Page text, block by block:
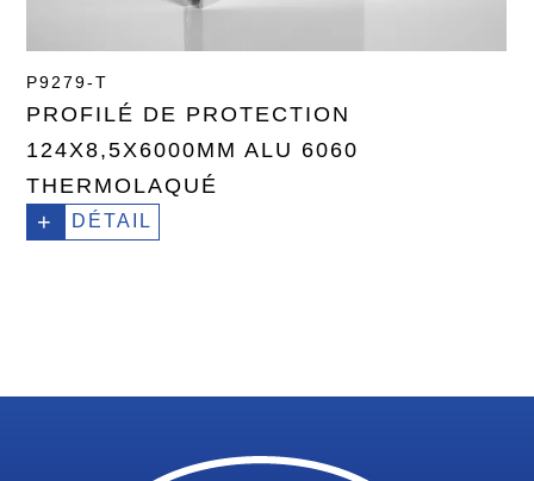
P9279-T
PROFILÉ DE PROTECTION
124X8,5X6000MM ALU 6060
THERMOLAQUÉ
+ DÉTAIL